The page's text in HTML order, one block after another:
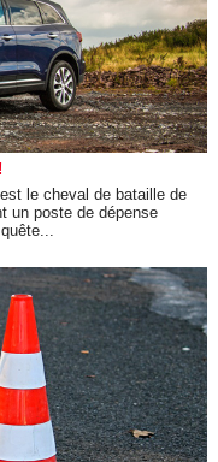
le cheval de bataille de
un poste de dépense